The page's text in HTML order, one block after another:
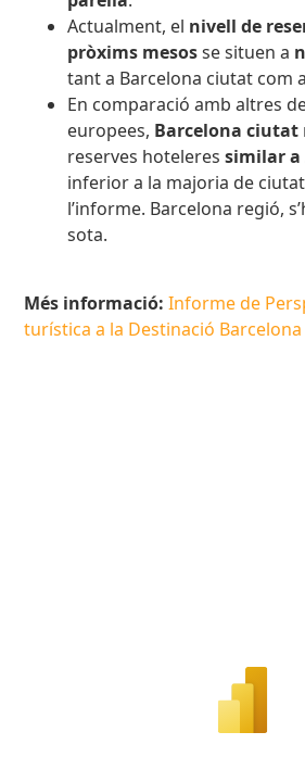
Actualment, el nivell de
pròxims mesosse situen a
tant a Barcelona ciutat com
En comparació amb altres
europees, Barcelona ciutat
reserves hoteleressimilar a
inferior a la majoria de
l’informe. Barcelona regió,
sota.
Més informació: Informe de
turística a la Destinació Barcelona